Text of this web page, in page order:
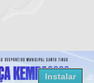
Instalar